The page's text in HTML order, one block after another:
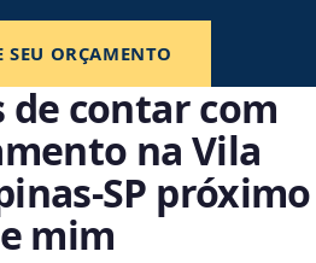
SEU ORÇAMENTO
de contar com
na Vila
próximo
mim